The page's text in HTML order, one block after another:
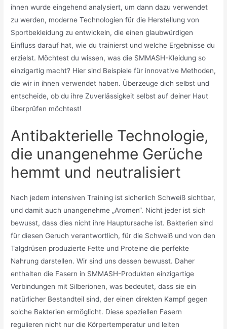
ihnen wurde eingehend analysiert, um dann dazu verwendet
zu werden, moderne Technologien für die Herstellung von
Sportbekleidung zu entwickeln, die einen glaubwürdigen
Einfluss darauf hat, wie du trainierst und welche Ergebnisse du
erzielst. Möchtest du wissen, was die SMMASH-Kleidung so
einzigartig macht? Hier sind Beispiele für innovative Methoden,
die wir in ihnen verwendet haben. Überzeuge dich selbst und
entscheide, ob du ihre Zuverlässigkeit selbst auf deiner Haut
überprüfen möchtest!
Antibakterielle Technologie,
die unangenehme Gerüche
hemmt und neutralisiert
Nach jedem intensiven Training ist sicherlich Schweiß sichtbar,
und damit auch unangenehme „Aromen“. Nicht jeder ist sich
bewusst, dass dies nicht ihre Hauptursache ist. Bakterien sind
für diesen Geruch verantwortlich, für die Schweiß und von den
Talgdrüsen produzierte Fette und Proteine die perfekte
Nahrung darstellen. Wir sind uns dessen bewusst. Daher
enthalten die Fasern in SMMASH-Produkten einzigartige
Verbindungen mit Silberionen, was bedeutet, dass sie ein
natürlicher Bestandteil sind, der einen direkten Kampf gegen
solche Bakterien ermöglicht. Diese speziellen Fasern
regulieren nicht nur die Körpertemperatur und leiten